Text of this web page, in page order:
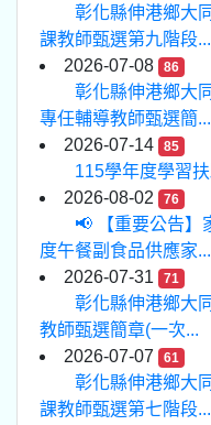
彰化縣伸港鄉大
課教師甄選第九階段...
2026-07-08
86
彰化縣伸港鄉大
專任輔導教師甄選簡...
2026-07-14
85
115學年度學習
2026-08-02
76
📢 【重要公告】
度午餐副食品供應家...
2026-07-31
71
彰化縣伸港鄉大
教師甄選簡章(一次...
2026-07-07
61
彰化縣伸港鄉大
課教師甄選第七階段...